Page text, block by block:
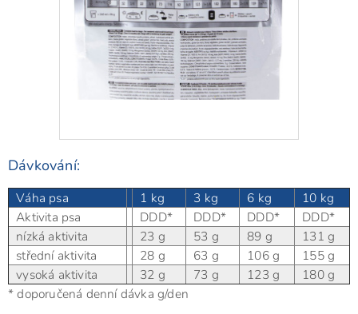
Dávkování:
Váha psa 1 kg 3 kg 6 kg
10 kg
Aktivita psa
DDD* DDD* DDD*
DDD*
nízká aktivita
23 g 53 g 89 g
131 g
střední aktivita
28 g 63 g 106 g
155 g
vysoká aktivita
32 g 73 g 123 g
180 g
* doporučená denní dávka g/den